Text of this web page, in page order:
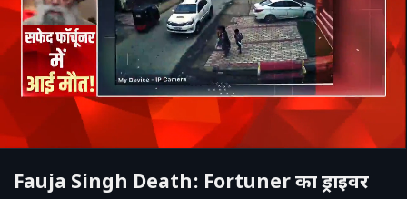
Fauja Singh Death: Fortuner का ड्राइवर